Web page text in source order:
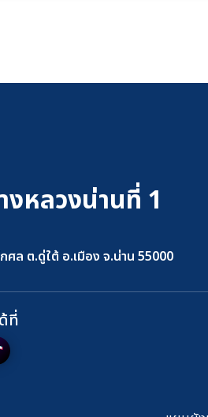
งหลวงน่านที่ 1
ล ต.ดู่ใต้ อ.เมือง จ.น่าน 55000
ที่